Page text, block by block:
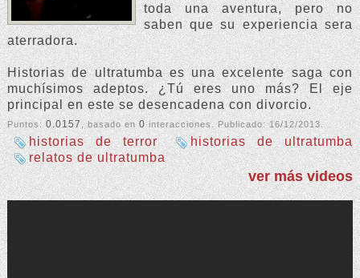
toda una aventura, pero no
saben que su experiencia sera
aterradora.
Historias de ultratumba es una excelente saga con
muchísimos adeptos. ¿Tú eres uno más? El eje
principal en este se desencadena con divorcio.
Puntos:0.0157, basado en0interacciones. Publicado:16/12/2013.
historias de terror
historias de ultratumba
relatos de ultratumba
ver más videos